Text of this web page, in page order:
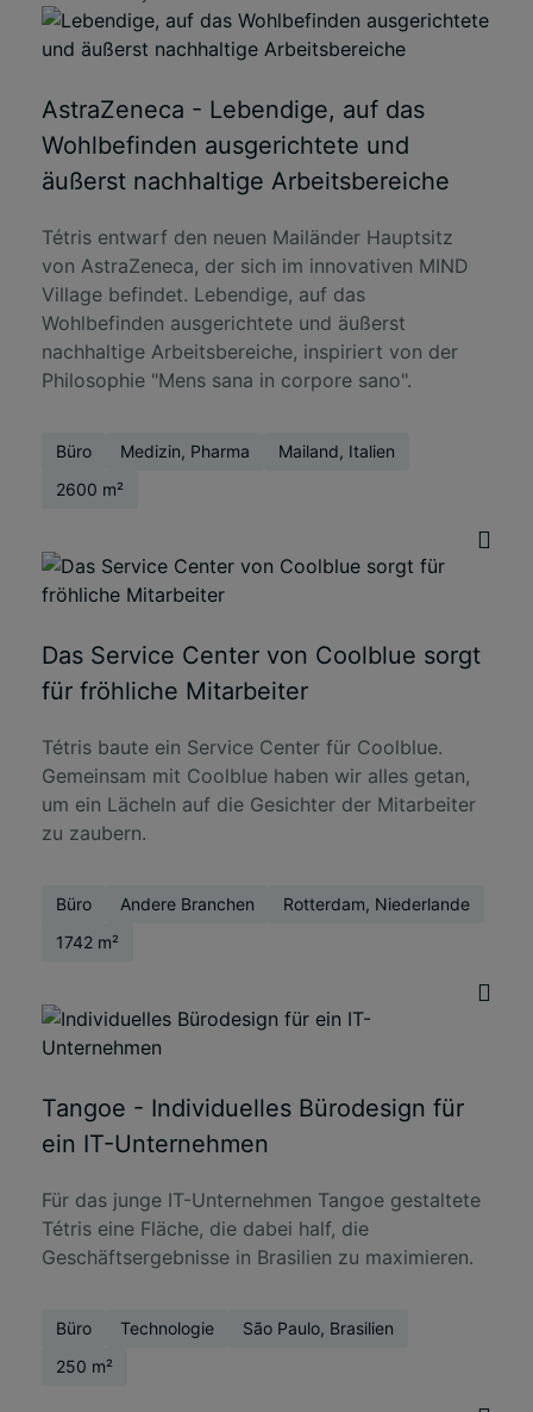
AstraZeneca - Lebendige, auf das
Wohlbefinden ausgerichtete und
äußerst nachhaltige Arbeitsbereiche
Tétris entwarf den neuen Mailänder Hauptsitz
von AstraZeneca, der sich im innovativen MIND
Village befindet. Lebendige, auf das
Wohlbefinden ausgerichtete und äußerst
nachhaltige Arbeitsbereiche, inspiriert von der
Philosophie "Mens sana in corpore sano".
Büro Medizin, Pharma
Mailand, Italien
2600 m²
Das Service Center von Coolblue sorgt
für fröhliche Mitarbeiter
Tétris baute ein Service Center für Coolblue.
Gemeinsam mit Coolblue haben wir alles getan,
um ein Lächeln auf die Gesichter der Mitarbeiter
zu zaubern.
Büro Andere Branchen
Rotterdam, Niederlande
1742 m²
Tangoe - Individuelles Bürodesign für
ein IT-Unternehmen
Für das junge IT-Unternehmen Tangoe gestaltete
Tétris eine Fläche, die dabei half, die
Geschäftsergebnisse in Brasilien zu maximieren.
Büro Technologie
São Paulo, Brasilien
250 m²